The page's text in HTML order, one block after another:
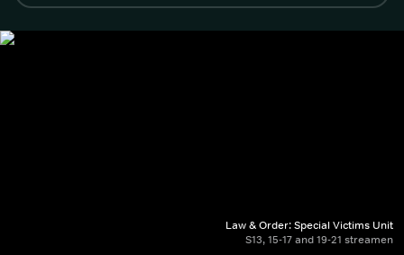
Law & Order: Special Victims Unit
S13, 15-17 and 19-21 streamen